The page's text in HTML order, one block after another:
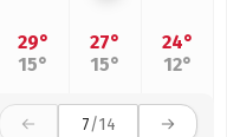
29°
15°
27°
15°
24°
12°
7/14